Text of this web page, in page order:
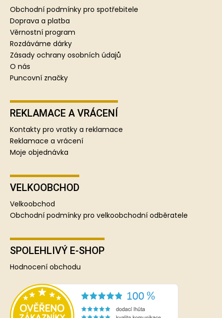
Obchodní podmínky pro spotřebitele
Doprava a platba
Věrnostní program
Rozdáváme dárky
Zásady ochrany osobních údajů
O nás
Puncovní značky
REKLAMACE A VRÁCENÍ
Kontakty pro vratky a reklamace
Reklamace a vrácení
Moje objednávka
VELKOOBCHOD
Velkoobchod
Obchodní podmínky pro velkoobchodní odběratele
SPOLEHLIVÝ E-SHOP
Hodnocení obchodu